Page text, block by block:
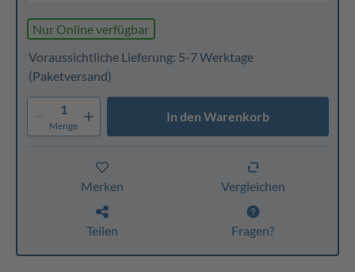
Nur Online verfügbar
Voraussichtliche Lieferung: 5-7 Werktage
(Paketversand)
1
Menge
In den Warenkorb
Merken Vergleichen
Teilen Fragen?